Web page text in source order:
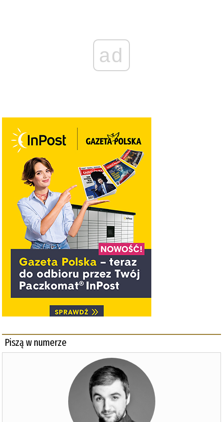
ad
Piszą w numerze